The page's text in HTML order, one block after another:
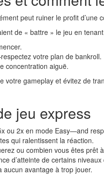
peut ruiner le profit d’une
de « battre » le jeu en
votre plan de bankroll.
concentration aiguë.
gameplay et évitez de
jeu express
ou 2x en mode Easy—and
qui ralentissent la réaction.
ou combien vous êtes prêt
d’atteinte de certains
avantage à trop jouer.